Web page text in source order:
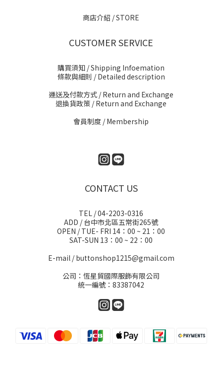
商店介紹 / STORE
CUSTOMER SERVICE
購買須知 / Shipping Infoemation
條款與細則 / Detailed description
運送及付款方式 / Return and Exchange
退換貨政策 / Return and Exchange
會員制度 / Membership
CONTACT US
TEL / 04-2203-0316
ADD / 台中市北區五常街265號
OPEN / TUE- FRI 14：00 ~ 21：00
SAT-SUN 13：00 ~ 22：00
E-mail / buttonshop1215@gmail.com
公司：恆星貿國際服飾有限公司
統一編號：83387042